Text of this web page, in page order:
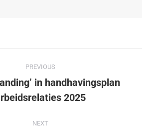
PREVIOUS
in handhavingsplan
2025
NEXT